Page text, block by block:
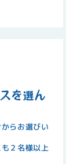
を選ん
らお選びい
２名様以上